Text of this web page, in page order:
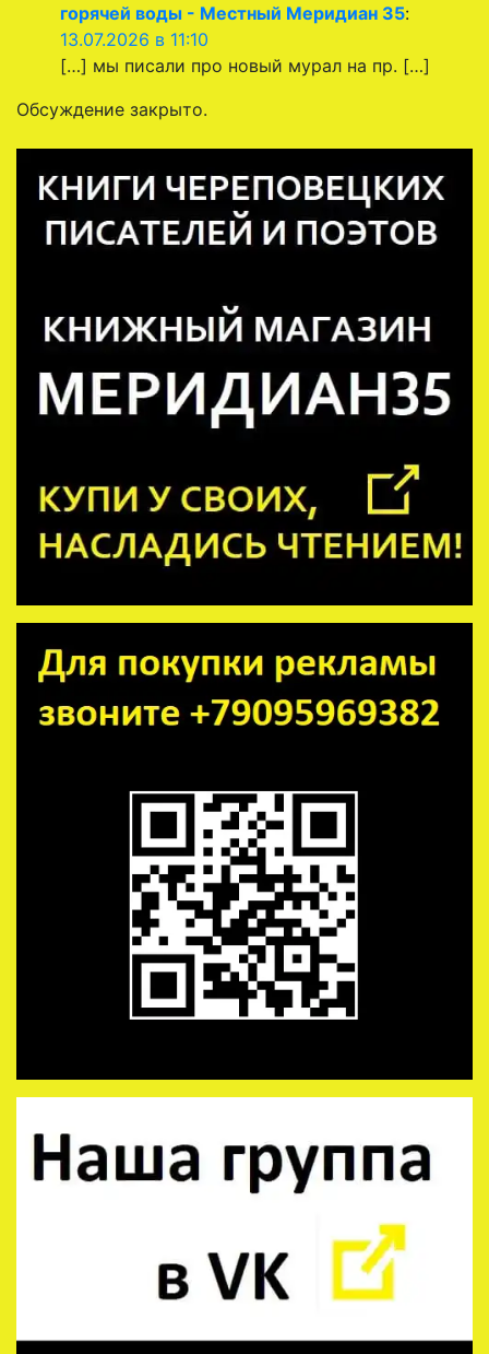
горячей воды - Местный Меридиан 35:
13.07.2026 в 11:10
[…] мы писали про новый мурал на пр. […]
Обсуждение закрыто.